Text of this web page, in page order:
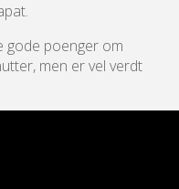
gode poenger om
men er vel verdt